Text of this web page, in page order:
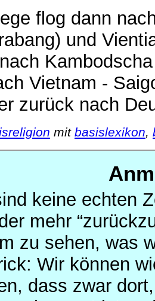
flog dann
und
Vietnam -
zurück nach
mit basislexikon,